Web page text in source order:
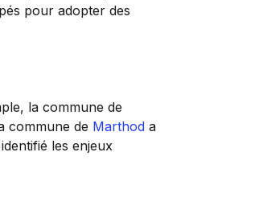
pour adopter des
la commune de
commune de Marthod a
les enjeux